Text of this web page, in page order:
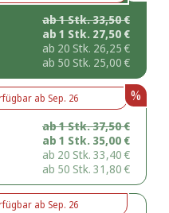
ab 1 Stk.33,50€
ab 1 Stk. 27,50 €
ab 20 Stk. 26,25 €
ab 50 Stk. 25,00 €
ab Sep. 26
ab 1 Stk.37,50€
ab 1 Stk. 35,00 €
ab 20 Stk. 33,40 €
ab 50 Stk. 31,80 €
%
ab Sep. 26